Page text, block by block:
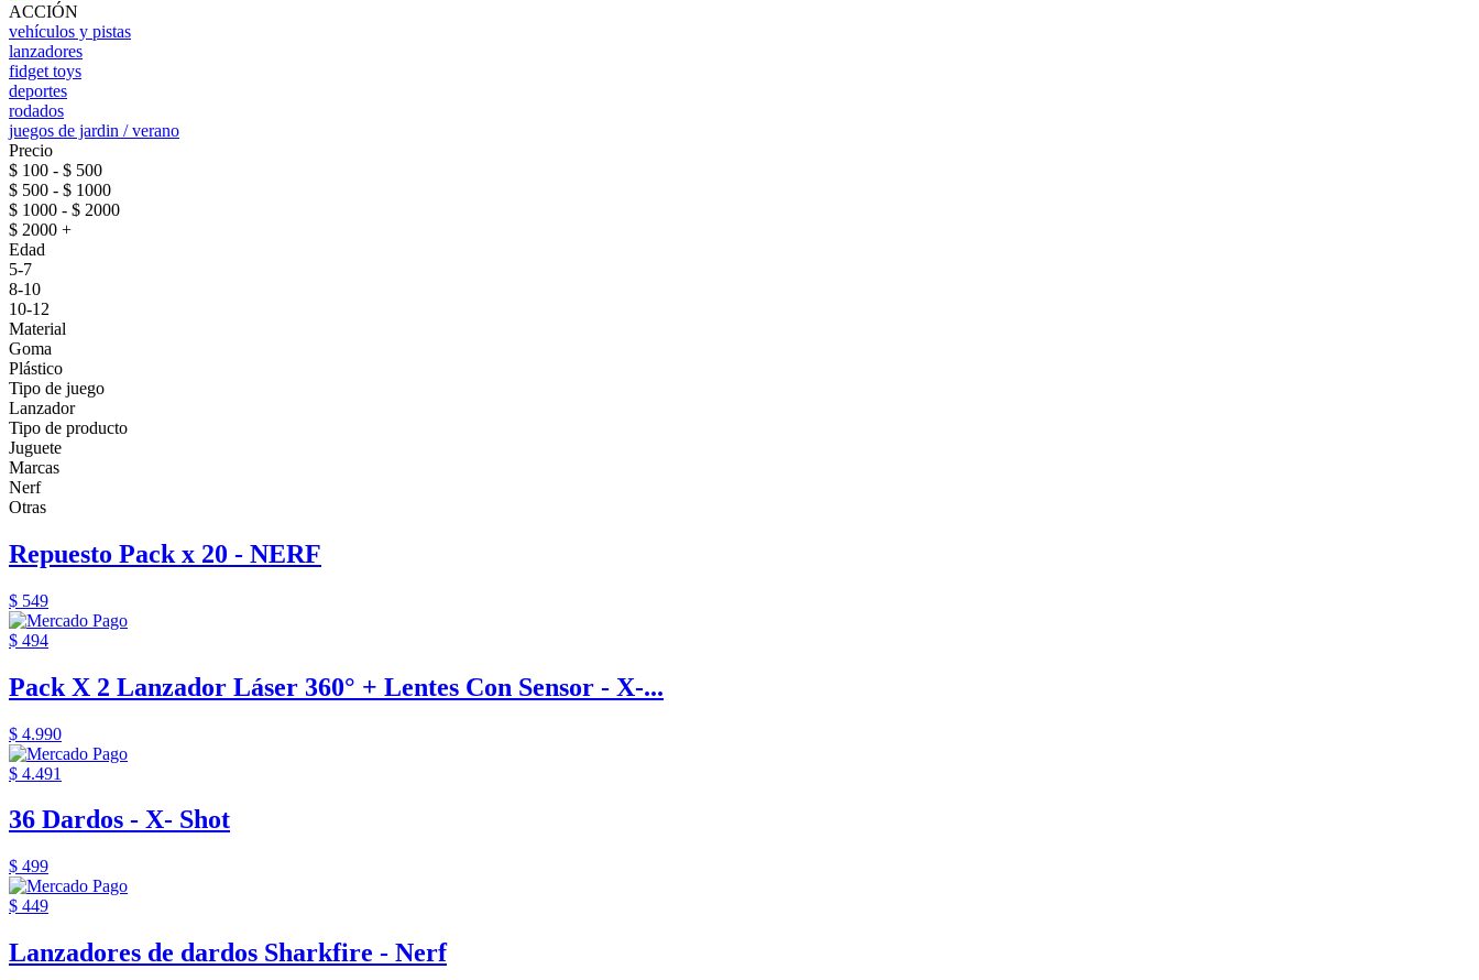
ACCIÓN
vehículos y pistas
lanzadores
fidget toys
deportes
rodados
juegos de jardin / verano
Precio
$ 100 - $ 500
$ 500 - $ 1000
$ 1000 - $ 2000
$ 2000 +
Edad
5-7
8-10
10-12
Material
Goma
Plástico
Tipo de juego
Lanzador
Tipo de producto
Juguete
Marcas
Nerf
Otras
Repuesto Pack x 20 - NERF
$ 549
$ 494
Pack X 2 Lanzador Láser 360° + Lentes Con Sensor - X-...
$ 4.990
$ 4.491
36 Dardos - X- Shot
$ 499
$ 449
Lanzadores de dardos Sharkfire - Nerf